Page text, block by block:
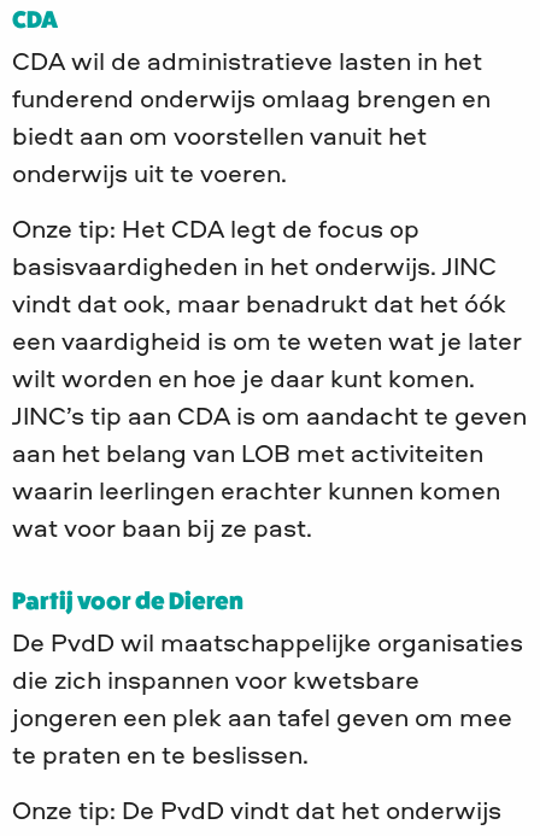
CDA
CDA wil de administratieve lasten in het
funderend onderwijs omlaag brengen en
biedt aan om voorstellen vanuit het
onderwijs uit te voeren.
Onze tip: Het CDA legt de focus op
basisvaardigheden in het onderwijs. JINC
vindt dat ook, maar benadrukt dat het óók
een vaardigheid is om te weten wat je later
wilt worden en hoe je daar kunt komen.
JINC’s tip aan CDA is om aandacht te geven
aan het belang van LOB met activiteiten
waarin leerlingen erachter kunnen komen
wat voor baan bij ze past.
Partij voor de Dieren
De PvdD wil maatschappelijke organisaties
die zich inspannen voor kwetsbare
jongeren een plek aan tafel geven om mee
te praten en te beslissen.
Onze tip: De PvdD vindt dat het onderwijs